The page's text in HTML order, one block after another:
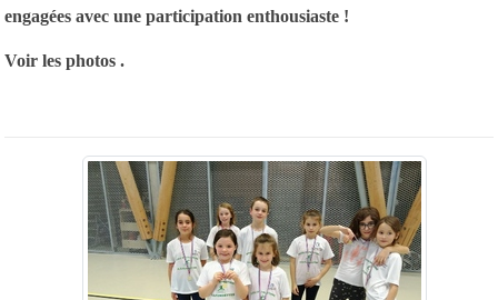
engagées avec une participation enthousiaste !
Voir les photos .